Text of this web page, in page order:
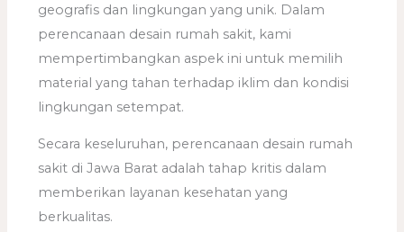
geografis dan lingkungan yang unik. Dalam
perencanaan desain rumah sakit, kami
mempertimbangkan aspek ini untuk memilih
material yang tahan terhadap iklim dan kondisi
lingkungan setempat.
Secara keseluruhan, perencanaan desain rumah
sakit di Jawa Barat adalah tahap kritis dalam
memberikan layanan kesehatan yang
berkualitas.